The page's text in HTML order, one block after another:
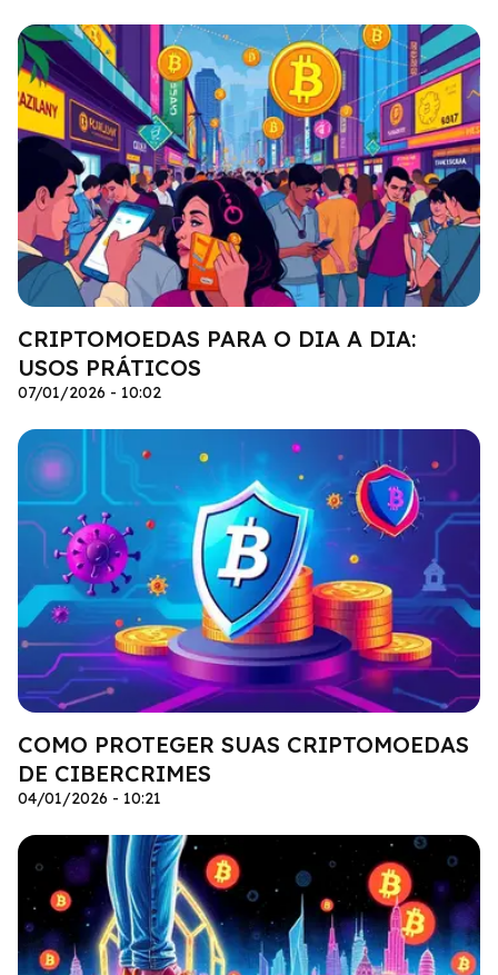
CRIPTOMOEDAS PARA O DIA A DIA:
USOS PRÁTICOS
07/01/2026 - 10:02
COMO PROTEGER SUAS CRIPTOMOEDAS
DE CIBERCRIMES
04/01/2026 - 10:21